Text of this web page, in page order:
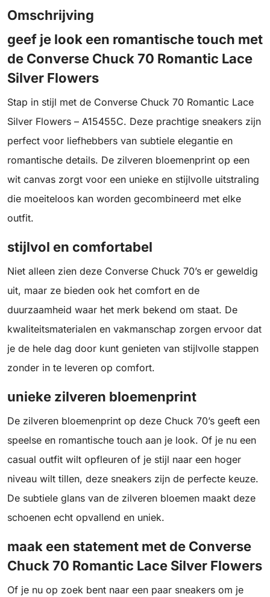
Omschrijving
geef je look een romantische touch met
de Converse Chuck 70 Romantic Lace
Silver Flowers
Stap in stijl met de Converse Chuck 70 Romantic Lace
Silver Flowers – A15455C. Deze prachtige sneakers zijn
perfect voor liefhebbers van subtiele elegantie en
romantische details. De zilveren bloemenprint op een
wit canvas zorgt voor een unieke en stijlvolle uitstraling
die moeiteloos kan worden gecombineerd met elke
outfit.
stijlvol en comfortabel
Niet alleen zien deze Converse Chuck 70’s er geweldig
uit, maar ze bieden ook het comfort en de
duurzaamheid waar het merk bekend om staat. De
kwaliteitsmaterialen en vakmanschap zorgen ervoor dat
je de hele dag door kunt genieten van stijlvolle stappen
zonder in te leveren op comfort.
unieke zilveren bloemenprint
De zilveren bloemenprint op deze Chuck 70’s geeft een
speelse en romantische touch aan je look. Of je nu een
casual outfit wilt opfleuren of je stijl naar een hoger
niveau wilt tillen, deze sneakers zijn de perfecte keuze.
De subtiele glans van de zilveren bloemen maakt deze
schoenen echt opvallend en uniek.
maak een statement met de Converse
Chuck 70 Romantic Lace Silver Flowers
Of je nu op zoek bent naar een paar sneakers om je